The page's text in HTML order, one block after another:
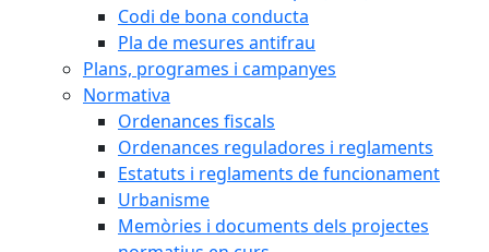
Codi de bona conducta
Pla de mesures antifrau
Plans, programes i campanyes
Normativa
Ordenances fiscals
Ordenances reguladores i reglaments
Estatuts i reglaments de funcionament
Urbanisme
Memòries i documents dels projectes